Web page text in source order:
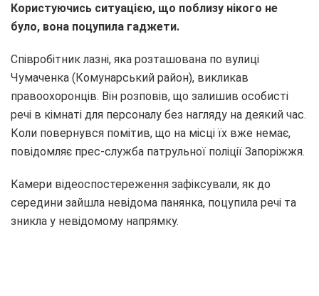
Користуючись ситуацією, що поблизу нікого не
було, вона поцупила гаджети.
Співробітник лазні, яка розташована по вулиці
Чумаченка (Комунарський район), викликав
правоохоронців. Він розповів, що залишив особисті
речі в кімнаті для персоналу без нагляду на деякий час.
Коли повернувся помітив, що на місці їх вже немає,
повідомляє прес-служба патрульної поліції Запоріжжя.
Камери відеоспостереження зафіксували, як до
середини зайшла невідома панянка, поцупила речі та
зникла у невідомому напрямку.